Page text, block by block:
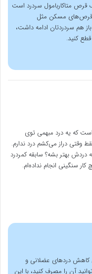
قرص متاکاربامول سردرد است
قرص‌های مسکن مثل
هم سردردتان ادامه داشت،
کنید.
که یه درد مبهمی توی
دراز می‌کشم درد ندارم.
بهتر بشه؟ سابقه کمردرد
سنگینی انجام نداده‌ام.
کاهش دردهای عضلانی و
آن را مصرف کنید، با این